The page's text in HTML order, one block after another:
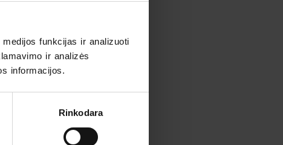
funkcijas ir analizuoti
ir analizės
informacijos.
Rinkodara
no